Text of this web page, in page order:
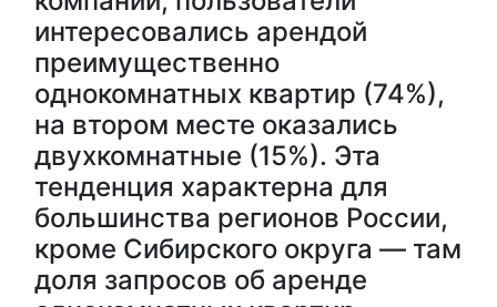
интересовались арендой
преимущественно
однокомнатных квартир (74%),
на втором месте оказались
двухкомнатные (15%). Эта
тенденция характерна для
большинства регионов России,
кроме Сибирского округа — там
доля запросов об аренде